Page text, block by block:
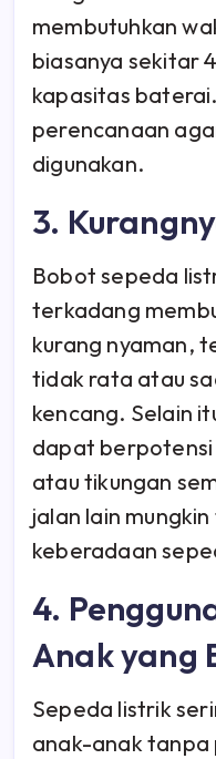
membutuhkan
biasanya sekitar
kapasitas
perencanaan
digunakan.
3.
Bobot sepeda
terkadang
kurang nyaman,
tidak rata atau
kencang. Selain
dapat berpotensi
atau tikungan
jalan lain
keberadaan
4.
Anak yang
Sepeda listrik
anak-anak tanpa